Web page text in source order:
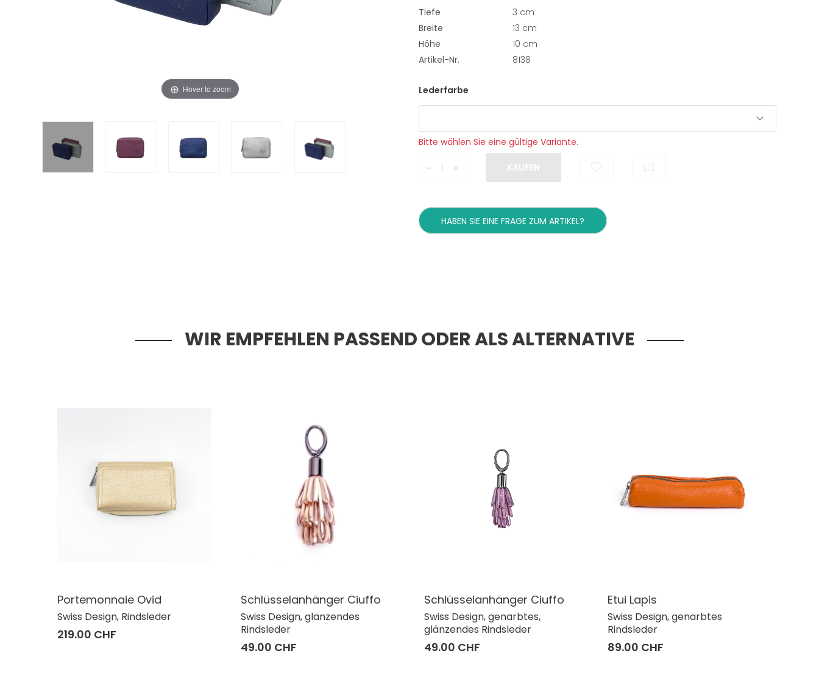
Hover to zoom
Tiefe
3 cm
Breite
13 cm
Höhe
10 cm
Artikel-Nr.
8138
Lederfarbe
- +
Bitte wählen Sie eine gültige Variante.
HABEN SIE EINE FRAGE ZUM ARTIKEL?
WIR EMPFEHLEN PASSEND ODER ALS ALTERNATIVE
Portemonnaie Ovid
Swiss Design, Rindsleder
219.00 CHF
Schlüsselanhänger Ciuffo
Swiss Design, glänzendes
Rindsleder
49.00 CHF
Schlüsselanhänger Ciuffo
Swiss Design, genarbtes,
glänzendes Rindsleder
49.00 CHF
Etui Lapis
Swiss Design, genarbtes
Rindsleder
89.00 CHF